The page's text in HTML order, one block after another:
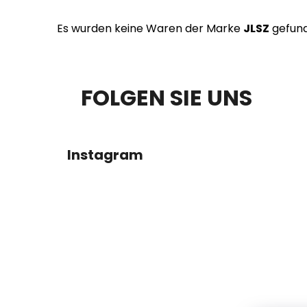
Es wurden keine Waren der Marke JLSZ
FOLGEN SIE UNS
Instagram